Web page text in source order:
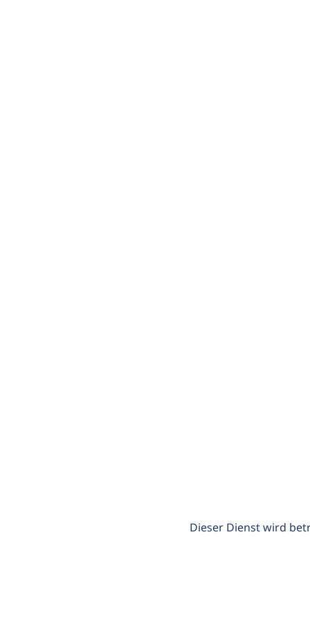
Dieser Dienst wird